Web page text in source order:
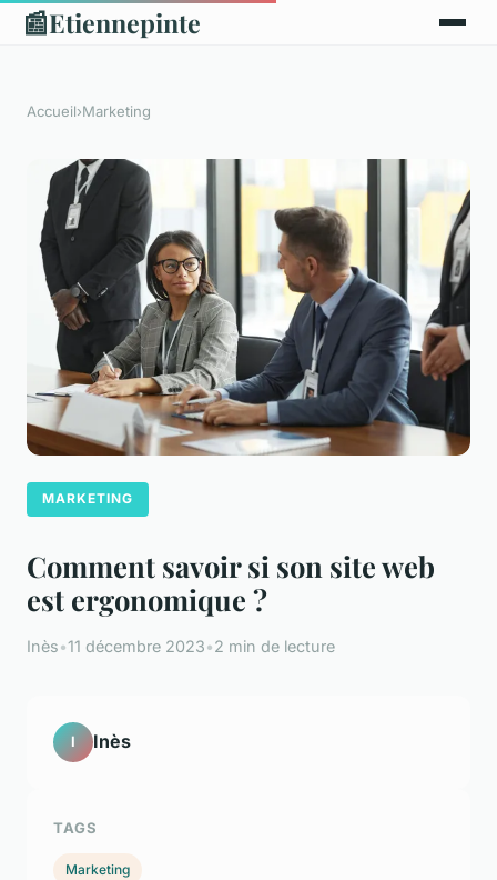
📰Etiennepinte
Accueil›Marketing
MARKETING
Comment savoir si son site web
est ergonomique ?
Inès•11 décembre 2023•2 min de lecture
I Inès
TAGS
Marketing